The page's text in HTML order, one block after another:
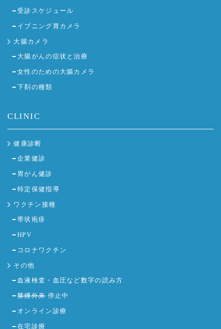
受診スケジュール
イブニング胃カメラ
大腸カメラ
大腸がんの症状と治療
女性のための大腸カメラ
下剤の種類
CLINIC
健康診断
企業健診
胃がん健診
特定保健指導
ワクチン接種
帯状疱疹
HPV
コロナワクチン
その他
血液検査・血圧など数字の読み方
禁煙外来停止中
オンライン診療
在宅診療